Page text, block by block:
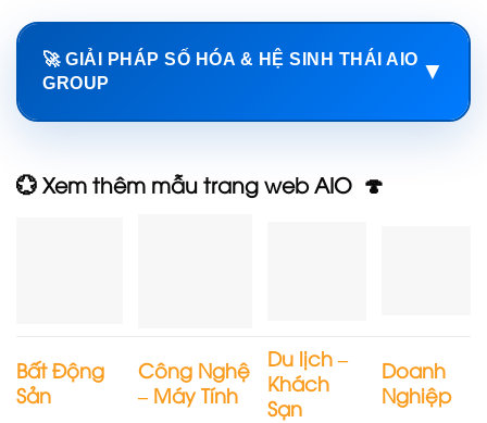
🚀 GIẢI PHÁP SỐ HÓA & HỆ SINH THÁI AIO
GROUP
▼
💮 Xem thêm mẫu trang web AIO 🍄
Bất Động
Sản
Công Nghệ
– Máy Tính
Du lịch –
Khách
Sạn
Doanh
Nghiệp